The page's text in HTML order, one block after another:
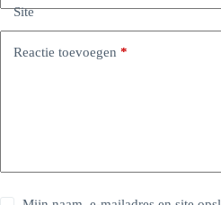
Site
Reactie toevoegen *